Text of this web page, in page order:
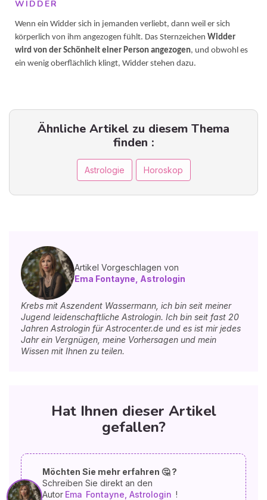
WIDDER
Wenn ein Widder sich in jemanden verliebt, dann weil er sich
körperlich von ihm angezogen fühlt. Das Sternzeichen Widder
wird von der Schönheit einer Person angezogen, und obwohl es
ein wenig oberflächlich klingt, Widder stehen dazu.
Ähnliche Artikel zu diesem Thema
finden :
Astrologie Horoskop
Artikel Vorgeschlagen von
Ema Fontayne, Astrologin
Krebs mit Aszendent Wassermann, ich bin seit meiner
Jugend leidenschaftliche Astrologin. Ich bin seit fast 20
Jahren Astrologin für Astrocenter.de und es ist mir jedes
Jahr ein Vergnügen, meine Vorhersagen und mein
Wissen mit Ihnen zu teilen.
Hat Ihnen dieser Artikel
gefallen?
Möchten Sie mehr erfahren 🤔 ?
Schreiben Sie direkt an den
Autor Ema Fontayne, Astrologin !